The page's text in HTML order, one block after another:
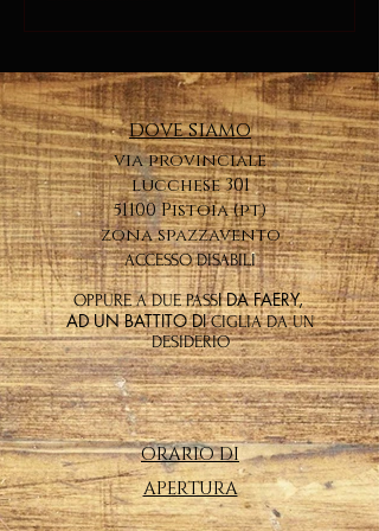
dove siamo
via provinciale
lucchese 301
51100 Pistoia (pt)
zona spazzavento
ACCESSO DISABILI
OPPURE A DUE PASSI DA FAERY,
AD UN BATTITO DICIGLIA DA UN
DESIDERIO
ORARIO DI
APERTURA